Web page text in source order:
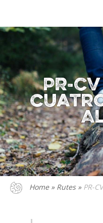
PR-
Home» Rutes » PR-